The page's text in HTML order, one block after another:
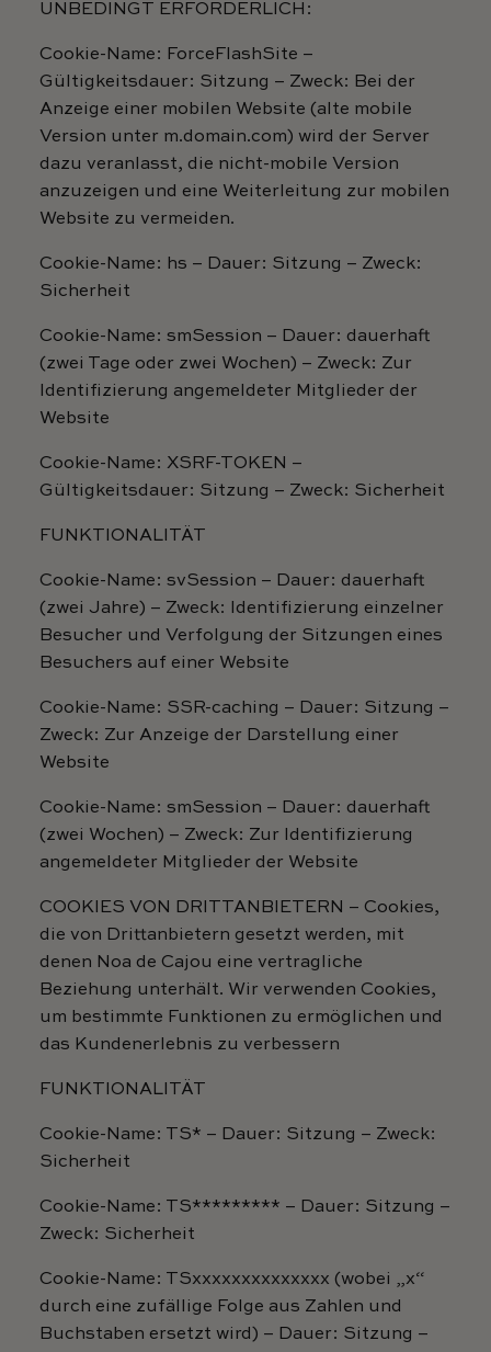
UNBEDINGT ERFORDERLICH:
Cookie-Name: ForceFlashSite –
Gültigkeitsdauer: Sitzung – Zweck: Bei der
Anzeige einer mobilen Website (alte mobile
Version unter m.domain.com) wird der Server
dazu veranlasst, die nicht-mobile Version
anzuzeigen und eine Weiterleitung zur mobilen
Website zu vermeiden.
Cookie-Name: hs – Dauer: Sitzung – Zweck:
Sicherheit
Cookie-Name: smSession – Dauer: dauerhaft
(zwei Tage oder zwei Wochen) – Zweck: Zur
Identifizierung angemeldeter Mitglieder der
Website
Cookie-Name: XSRF-TOKEN –
Gültigkeitsdauer: Sitzung – Zweck: Sicherheit
FUNKTIONALITÄT
Cookie-Name: svSession – Dauer: dauerhaft
(zwei Jahre) – Zweck: Identifizierung einzelner
Besucher und Verfolgung der Sitzungen eines
Besuchers auf einer Website
Cookie-Name: SSR-caching – Dauer: Sitzung –
Zweck: Zur Anzeige der Darstellung einer
Website
Cookie-Name: smSession – Dauer: dauerhaft
(zwei Wochen) – Zweck: Zur Identifizierung
angemeldeter Mitglieder der Website
COOKIES VON DRITTANBIETERN – Cookies,
die von Drittanbietern gesetzt werden, mit
denen Noa de Cajou eine vertragliche
Beziehung unterhält. Wir verwenden Cookies,
um bestimmte Funktionen zu ermöglichen und
das Kundenerlebnis zu verbessern
FUNKTIONALITÄT
Cookie-Name: TS* – Dauer: Sitzung – Zweck:
Sicherheit
Cookie-Name: TS********* – Dauer: Sitzung –
Zweck: Sicherheit
Cookie-Name: TSxxxxxxxxxxxxxx (wobei „x“
durch eine zufällige Folge aus Zahlen und
Buchstaben ersetzt wird) – Dauer: Sitzung –